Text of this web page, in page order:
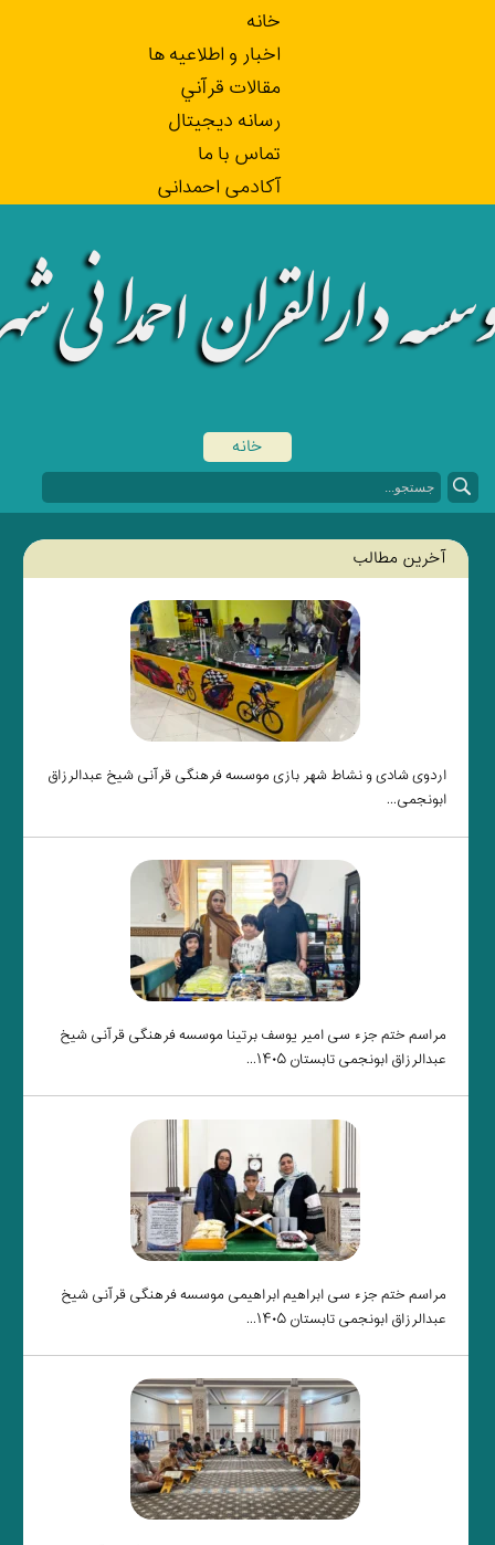
خانه
اخبار و اطلاعيه ها
مقالات قرآني
رسانه ديجيتال
تماس با ما
آکادمی احمدانی
خانه
آخرین مطالب
اردوی شادی و نشاط شهر بازی موسسه فرهنگی قرآنی شیخ عبدالرزاق
ابونجمی...
مراسم ختم جزء سی امیر یوسف برتینا موسسه فرهنگی قرآنی شیخ
عبدالرزاق ابونجمی تابستان ۱۴۰۵...
مراسم ختم جزء سی ابراهیم ابراهیمی موسسه فرهنگی قرآنی شیخ
عبدالرزاق ابونجمی تابستان ۱۴۰۵...